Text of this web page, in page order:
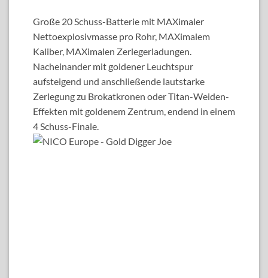
Große 20 Schuss-Batterie mit MAXimaler
Nettoexplosivmasse pro Rohr, MAXimalem
Kaliber, MAXimalen Zerlegerladungen.
Nacheinander mit goldener Leuchtspur
aufsteigend und anschließende lautstarke
Zerlegung zu Brokatkronen oder Titan-Weiden-
Effekten mit goldenem Zentrum, endend in einem
4 Schuss-Finale.